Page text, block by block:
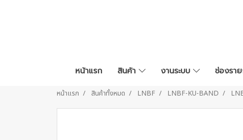
หน้าแรก สินค้า งานระบบ ช่องรา
หน้าแรก สินค้าทั้งหมด LNBF LNBF-KU-BAND